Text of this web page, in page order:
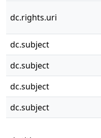
dc.rights.uri
dc.subject
dc.subject
dc.subject
dc.subject